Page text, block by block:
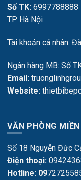
Số TK: 6997788888
TP Hà Nội
Tài khoản cá nhân:
Ngân hàng MB: Số
Email:
Website:
VĂN PHÒNG
Số 18 Nguyễn Đức
Điện thoại:
Hotline: 09